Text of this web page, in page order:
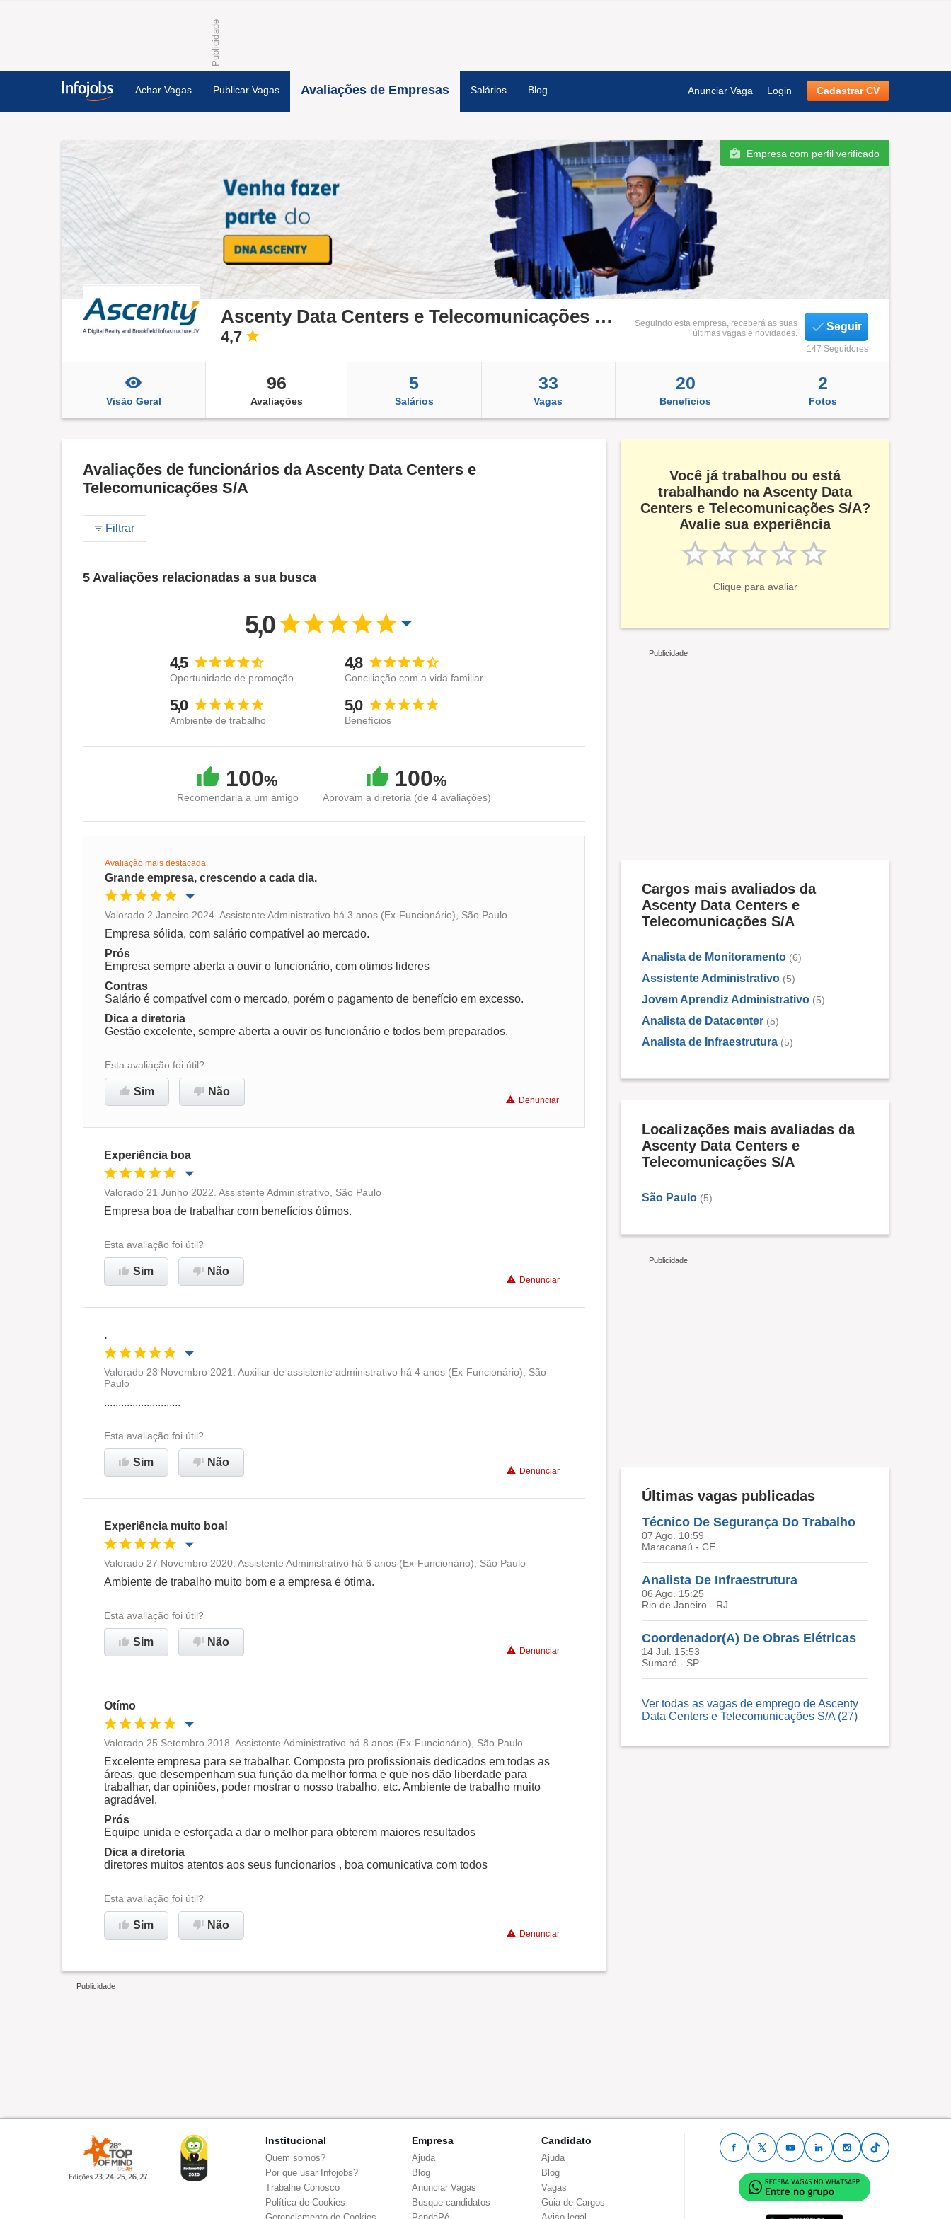
Achar Vagas Publicar Vagas Avaliações de Empresas Salários Blog Anunciar Vaga Login Cadastrar CV
Empresa com perfil verificado
Ascenty Data Centers e Telecomunicações S/A
4,7
Seguindo esta empresa, receberá as suas
últimas vagas e novidades.
Seguir
147 Seguidores
Visão Geral
96
Avaliações
5
Salários
33
Vagas
20
Beneficios
2
Fotos
Avaliações de funcionários da Ascenty Data Centers e
Telecomunicações S/A
Filtrar
5 Avaliações relacionadas a sua busca
5,0
4,5
Oportunidade de promoção
4,8
Conciliação com a vida familiar
5,0
Ambiente de trabalho
5,0
Benefícios
100%
Recomendaria a um amigo
100%
Aprovam a diretoria (de 4 avaliações)
Avaliação mais destacada
Grande empresa, crescendo a cada dia.
Oportunidade de promoção
Ambiente de trabalho
Conciliação com a vida familiar
Benefícios
Recomenda esta empresa Recomenda a diretoria
Valorado 2 Janeiro 2024. Assistente Administrativo há 3 anos (Ex-Funcionário), São Paulo
Empresa sólida, com salário compatível ao mercado.
Prós
Empresa sempre aberta a ouvir o funcionário, com otimos lideres
Contras
Salário é compatível com o mercado, porém o pagamento de benefício em excesso.
Dica a diretoria
Gestão excelente, sempre aberta a ouvir os funcionário e todos bem preparados.
Esta avaliação foi útil?
Sim Não
Denunciar
Experiência boa
Oportunidade de promoção
Ambiente de trabalho
Conciliação com a vida familiar
Recomenda esta empresa
Valorado 21 Junho 2022. Assistente Administrativo, São Paulo
Empresa boa de trabalhar com benefícios ótimos.
Esta avaliação foi útil?
Sim Não
Denunciar
.
Oportunidade de promoção
Recomenda esta empresa
Valorado 23 Novembro 2021. Auxiliar de assistente administrativo há 4 anos (Ex-Funcionário), São
Paulo
...........................
Esta avaliação foi útil?
Sim Não
Denunciar
Experiência muito boa!
Oportunidade de promoção
Ambiente de trabalho
Conciliação com a vida familiar
Recomenda esta empresa
Valorado 27 Novembro 2020. Assistente Administrativo há 6 anos (Ex-Funcionário), São Paulo
Ambiente de trabalho muito bom e a empresa é ótima.
Esta avaliação foi útil?
Sim Não
Denunciar
Otímo
Oportunidade de promoção
Ambiente de trabalho
Conciliação com a vida familiar
Benefícios
Recomenda esta empresa Recomenda a diretoria
Valorado 25 Setembro 2018. Assistente Administrativo há 8 anos (Ex-Funcionário), São Paulo
Excelente empresa para se trabalhar. Composta pro profissionais dedicados em todas as
áreas, que desempenham sua função da melhor forma e que nos dão liberdade para
trabalhar, dar opiniões, poder mostrar o nosso trabalho, etc. Ambiente de trabalho muito
agradável.
Prós
Equipe unida e esforçada a dar o melhor para obterem maiores resultados
Dica a diretoria
diretores muitos atentos aos seus funcionarios , boa comunicativa com todos
Esta avaliação foi útil?
Sim Não
Denunciar
Você já trabalhou ou está
trabalhando na Ascenty Data
Centers e Telecomunicações S/A?
Avalie sua experiência
Clique para avaliar
Cargos mais avaliados da
Ascenty Data Centers e
Telecomunicações S/A
Analista de Monitoramento (6)
Assistente Administrativo (5)
Jovem Aprendiz Administrativo (5)
Analista de Datacenter (5)
Analista de Infraestrutura (5)
Localizações mais avaliadas da
Ascenty Data Centers e
Telecomunicações S/A
São Paulo (5)
Últimas vagas publicadas
Técnico De Segurança Do Trabalho
07 Ago. 10:59
Maracanaú - CE
Analista De Infraestrutura
06 Ago. 15:25
Rio de Janeiro - RJ
Coordenador(A) De Obras Elétricas
14 Jul. 15:53
Sumaré - SP
Ver todas as vagas de emprego de Ascenty
Data Centers e Telecomunicações S/A (27)
Institucional
Quem somos?
Por que usar Infojobs?
Trabalhe Conosco
Política de Cookies
Empresa
Ajuda
Blog
Anunciar Vagas
Busque candidatos
Candidato
Ajuda
Blog
Vagas
Guia de Cargos